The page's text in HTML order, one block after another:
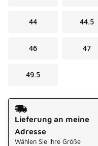
44 44.5
46 47
49.5
Versandart
Lieferung an meine
Adresse
Wählen Sie Ihre Größe